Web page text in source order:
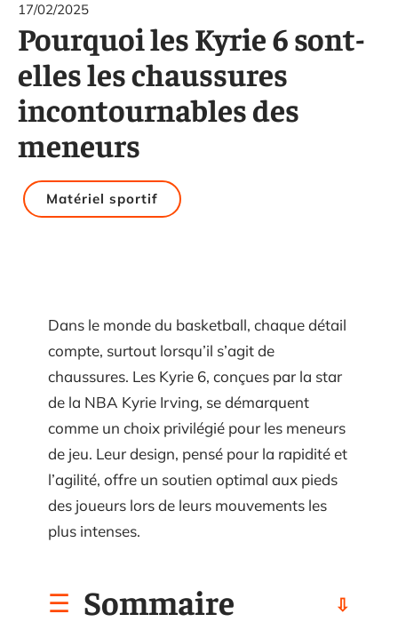
17/02/2025
Pourquoi les Kyrie 6 sont-
elles les chaussures
incontournables des
meneurs
Matériel sportif
Dans le monde du basketball, chaque détail
compte, surtout lorsqu’il s’agit de
chaussures. Les Kyrie 6, conçues par la star
de la NBA Kyrie Irving, se démarquent
comme un choix privilégié pour les meneurs
de jeu. Leur design, pensé pour la rapidité et
l’agilité, offre un soutien optimal aux pieds
des joueurs lors de leurs mouvements les
plus intenses.
Sommaire